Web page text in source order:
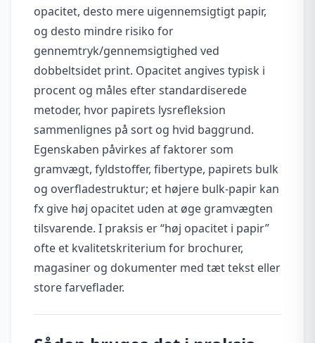
opacitet, desto mere uigennemsigtigt papir,
og desto mindre risiko for
gennemtryk/gennemsigtighed ved
dobbeltsidet print. Opacitet angives typisk i
procent og måles efter standardiserede
metoder, hvor papirets lysrefleksion
sammenlignes på sort og hvid baggrund.
Egenskaben påvirkes af faktorer som
gramvægt, fyldstoffer, fibertype, papirets bulk
og overfladestruktur; et højere bulk-papir kan
fx give høj opacitet uden at øge gramvægten
tilsvarende. I praksis er “høj opacitet i papir”
ofte et kvalitetskriterium for brochurer,
magasiner og dokumenter med tæt tekst eller
store farveflader.